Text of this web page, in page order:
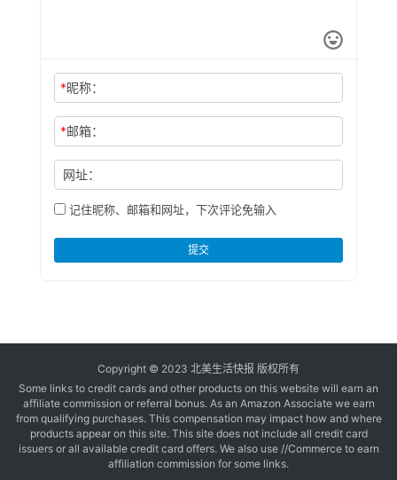
*昵称：
*邮箱：
网址：
记住昵称、邮箱和网址，下次评论免输入
提交
Copyright © 2023 北美生活快报 版权所有
Some links to credit cards and other products on this website will earn an
affiliate commission or referral bonus. As an Amazon Associate we earn
from qualifying purchases. This compensation may impact how and where
products appear on this site. This site does not include all credit card
issuers or all available credit card offers. We also use //Commerce to earn
affiliation commission for some links.